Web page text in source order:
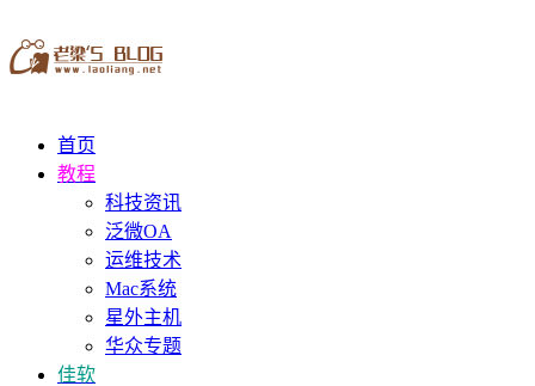
首页
教程
科技资讯
泛微OA
运维技术
Mac系统
星外主机
华众专题
佳软